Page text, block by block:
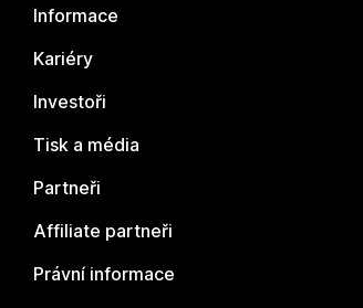
Informace
Kariéry
Investoři
Tisk a média
Partneři
Affiliate partneři
Právní informace